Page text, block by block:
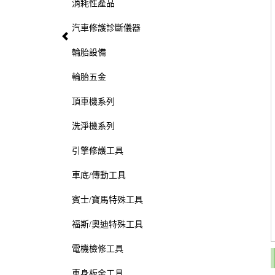
消耗性產品
汽車修護診斷儀器
輪胎設備
輪胎五金
頂車機系列
洗淨機系列
引擎修護工具
車底/傳動工具
賓士/寶馬特殊工具
福斯/奧迪特殊工具
電機檢修工具